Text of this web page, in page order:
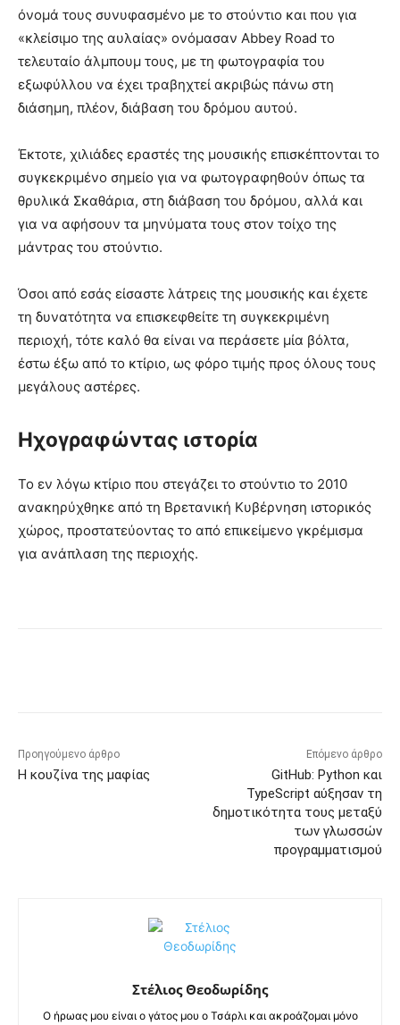
όνομά τους συνυφασμένο με το στούντιο και που για
«κλείσιμο της αυλαίας» ονόμασαν Abbey Road το
τελευταίο άλμπουμ τους, με τη φωτογραφία του
εξωφύλλου να έχει τραβηχτεί ακριβώς πάνω στη
διάσημη, πλέον, διάβαση του δρόμου αυτού.
Έκτοτε, χιλιάδες εραστές της μουσικής επισκέπτονται το
συγκεκριμένο σημείο για να φωτογραφηθούν όπως τα
θρυλικά Σκαθάρια, στη διάβαση του δρόμου, αλλά και
για να αφήσουν τα μηνύματα τους στον τοίχο της
μάντρας του στούντιο.
Όσοι από εσάς είσαστε λάτρεις της μουσικής και έχετε
τη δυνατότητα να επισκεφθείτε τη συγκεκριμένη
περιοχή, τότε καλό θα είναι να περάσετε μία βόλτα,
έστω έξω από το κτίριο, ως φόρο τιμής προς όλους τους
μεγάλους αστέρες.
Ηχογραφώντας ιστορία
Το εν λόγω κτίριο που στεγάζει το στούντιο το 2010
ανακηρύχθηκε από τη Βρετανική Κυβέρνηση ιστορικός
χώρος, προστατεύοντας το από επικείμενο γκρέμισμα
για ανάπλαση της περιοχής.
Προηγούμενο άρθρο
Η κουζίνα της μαφίας
Επόμενο άρθρο
GitHub: Python και
TypeScript αύξησαν τη
δημοτικότητα τους μεταξύ
των γλωσσών
προγραμματισμού
Στέλιος Θεοδωρίδης
Ο ήρωας μου είναι ο γάτος μου ο Τσάρλι και ακροάζομαι μόνο